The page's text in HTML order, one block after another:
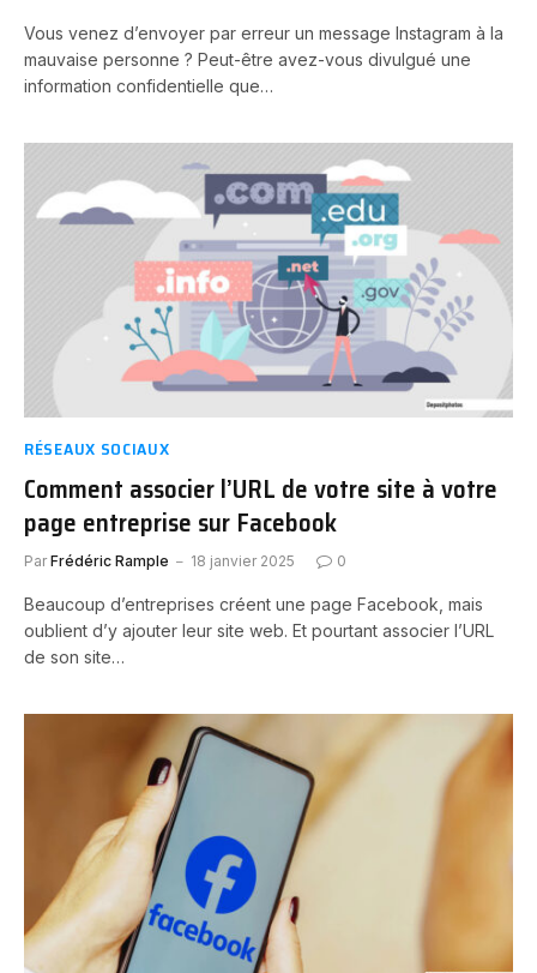
Vous venez d’envoyer par erreur un message Instagram à la
mauvaise personne ? Peut-être avez-vous divulgué une
information confidentielle que…
RÉSEAUX SOCIAUX
Comment associer l’URL de votre site à votre
page entreprise sur Facebook
Par Frédéric Rample 18 janvier 2025 0
Beaucoup d’entreprises créent une page Facebook, mais
oublient d’y ajouter leur site web. Et pourtant associer l’URL
de son site…